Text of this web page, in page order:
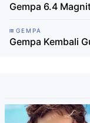
Gempa 6.4
GEMPA
Gempa Kembali